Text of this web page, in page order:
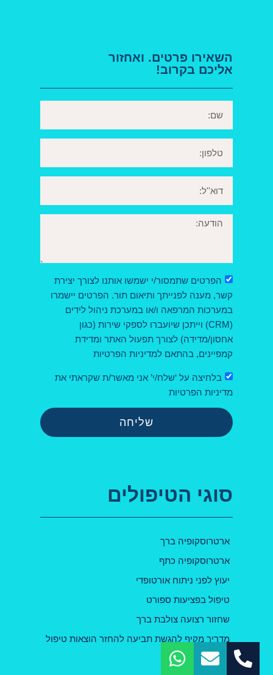
השאירו פרטים. ואחזור
אליכם בקרוב!
הפרטים שתמסור/י ישמשו אותנו לצורך יצירת
קשר, מענה לפנייתך ותיאום תור. הפרטים יישמרו
במערכות המרפאה ו/או במערכת ניהול לידים
(CRM) וייתכן שיועברו לספקי שירות (כגון
אחסון/מדידה) לצורך תפעול האתר ומדידת
קמפיינים, בהתאם למדיניות הפרטיות
בלחיצה על ‘שלח/י’ אני מאשר/ת שקראתי את
מדיניות הפרטיות
שליחה
סוגי הטיפולים
ארטרוסקופיה ברך
ארטרוסקופיה כתף
יעוץ לפני ניתוח אורטופדי
טיפול בפציעות ספורט
שחזור רצועה צולבת ברך
מדריך מקיף להגשת תביעה להחזר הוצאות טיפול
אורתופדי